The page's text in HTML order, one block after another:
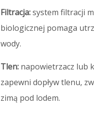
Filtracja:system filtracji
biologicznej pomaga
wody.
Tlen: napowietrzacz lub
zapewni dopływ tlenu,
zimą pod lodem.